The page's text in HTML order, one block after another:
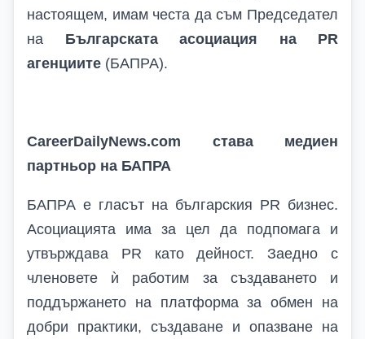
настоящем, имам честа да съм Председател
на Българската асоциация на PR
агенциите (БАПРА).
CareerDailyNews.com става медиен
партньор на БАПРА
БАПРА е гласът на българския PR бизнес.
Асоциацията има за цел да подпомага и
утвърждава PR като дейност. Заедно с
членовете ѝ работим за създаванетои
поддържането наплатформа за обмен на
добри практики, създаване и опазване на